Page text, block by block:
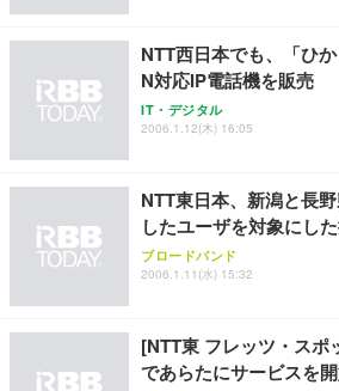
レスト 3Dヘッドレスト ハ
ョン PCチェア 通気性メッ
務用 おしゃれ パソコンチェ
￥7,680
ANDWINT オフィスチェア
ト 幅52×奥行58.5×高さ84
勤務 ブラック
￥4,139
応 ComfortView ビジネス向
￥15,800
【MiniLED/24.5inch/280Hz/
像低減 (3年保証 | 輝点保証
￥34,980
￥3,670
アイリスオーヤマ ペットシ
￥3,731
NTT西日本でも、「ひ
N対応IP電話機を販売
IT・デジタル
2006.1.12(木) 16:05
NTT東日本、新潟と長
したユーザを対象にし
ブロードバンド
2006.1.11(水) 15:32
[NTT東 フレッツ・スポ
であらたにサービスを